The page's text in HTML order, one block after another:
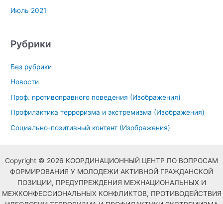
Июль 2021
Рубрики
Без рубрики
Новости
Проф. противоправного поведения (Изображения)
Профилактика терроризма и экстремизма (Изображения)
Социально-позитивный контент (Изображения)
Copyright © 2026 КООРДИНАЦИОННЫЙ ЦЕНТР ПО ВОПРОСАМ
ФОРМИРОВАНИЯ У МОЛОДЕЖИ АКТИВНОЙ ГРАЖДАНСКОЙ
ПОЗИЦИИ, ПРЕДУПРЕЖДЕНИЯ МЕЖНАЦИОНАЛЬНЫХ И
МЕЖКОНФЕССИОНАЛЬНЫХ КОНФЛИКТОВ, ПРОТИВОДЕЙСТВИЯ